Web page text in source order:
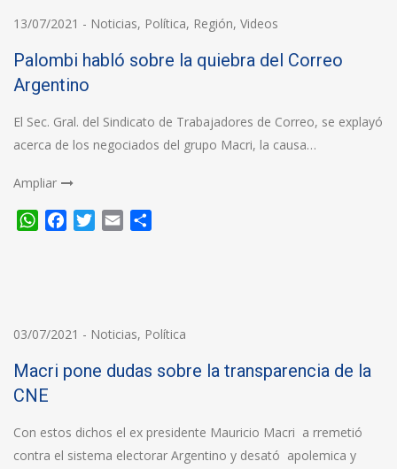
13/07/2021 - Noticias, Política, Región, Videos
Palombi habló sobre la quiebra del Correo
Argentino
El Sec. Gral. del Sindicato de Trabajadores de Correo, se explayó
acerca de los negociados del grupo Macri, la causa…
Ampliar
WhatsApp
FacebookTwitter
Email
03/07/2021 - Noticias, Política
Macri pone dudas sobre la transparencia de la
CNE
Con estos dichos el ex presidente Mauricio Macri a rremetió
contra el sistema electorar Argentino y desató apolemica y